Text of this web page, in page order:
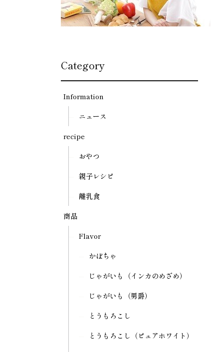
Category
Information
ニュース
recipe
おやつ
親子レシピ
離乳食
商品
Flavor
かぼちゃ
じゃがいも（インカのめざめ）
じゃがいも（男爵）
とうもろこし
とうもろこし（ピュアホワイト）